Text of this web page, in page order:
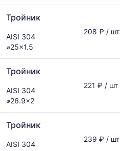
мере
обновления
прайс-
листов.
Тройник
AISI 304
⌀25x1.5
208 ₽ / шт
Тройник
AISI 304
⌀26.9x2
221 ₽ / шт
Тройник
AISI 304
239 ₽ / шт